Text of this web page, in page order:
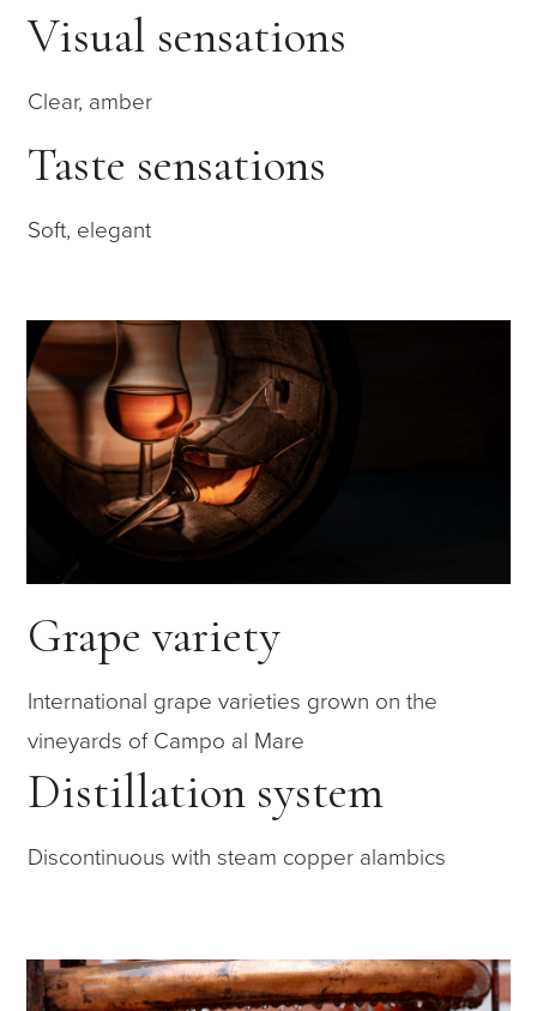
Visual sensations
Clear, amber
Taste sensations
Soft, elegant
Grape variety
International grape varieties grown on the
vineyards of Campo al Mare
Distillation system
Discontinuous with steam copper alambics